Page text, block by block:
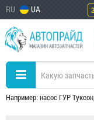
RU UA
Например: насос ГУР